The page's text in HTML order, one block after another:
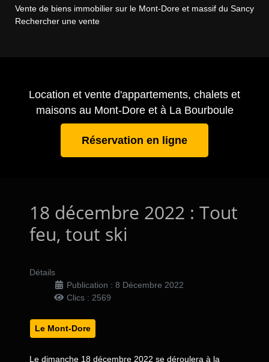
Vente de biens immobilier sur le Mont-Dore et massif du Sancy
Rechercher une vente
Location et vente d'appartements, chalets et
maisons au Mont-Dore et à La Bourboule
Réservation en ligne
18 décembre 2022 : Tout
feu, tout ski
Détails
Publication : 8 Décembre 2022
Clics : 2569
Le Mont-Dore
Le dimanche 18 décembre 2022 se déroulera à la